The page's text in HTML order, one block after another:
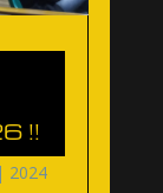
!!
| 2024